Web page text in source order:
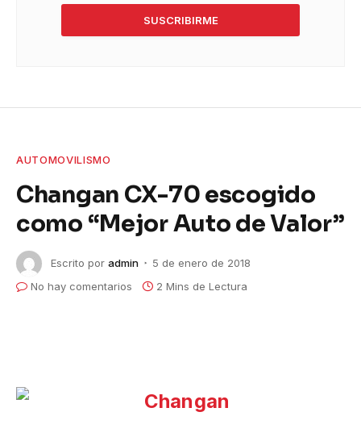
SUSCRIBIRME
AUTOMOVILISMO
Changan CX-70 escogido
como “Mejor Auto de Valor”
Escrito por admin
5 de enero de 2018
No hay comentarios
2 Mins de Lectura